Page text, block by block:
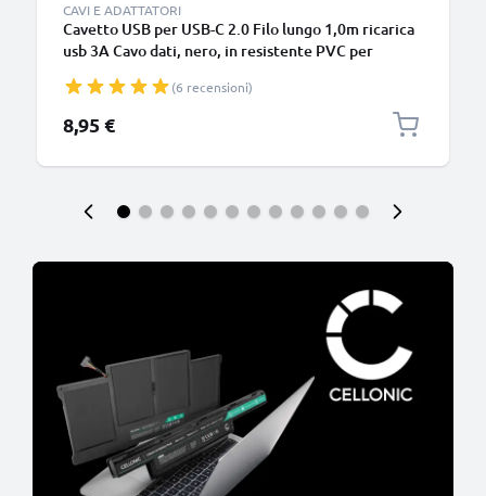
CAVI E ADATTATORI
Cavetto USB per USB-C 2.0 Filo lungo 1,0m ricarica
usb 3A Cavo dati, nero, in resistente PVC per
fotocamera Canon, Panasonic Lumix, Sony
connettore tipo C
(6 recensioni)
8,95 €